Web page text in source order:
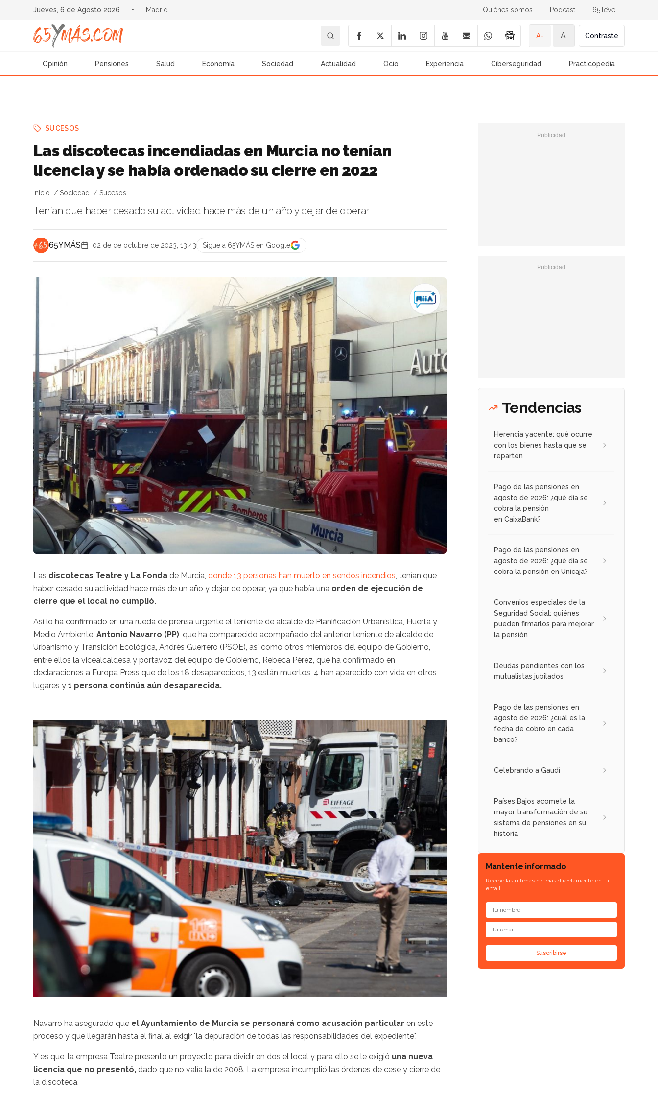
Jueves, 6 de Agosto 2026 • Madrid Quiénes somos Podcast 65TeVe
A- A Contraste
Opinión Pensiones Salud Economía Sociedad Actualidad Ocio Experiencia Ciberseguridad Practicopedia
SUCESOS
Las discotecas incendiadas en Murcia no tenían
licencia y se había ordenado su cierre en 2022
Inicio Sociedad Sucesos
Tenían que haber cesado su actividad hace más de un año y dejar de operar
65YMÁS 02 de de octubre de 2023, 13:43 Sigue a 65YMÁS en Google
Las discotecas Teatre y La Fonda de Murcia, donde 13 personas han muerto en sendos incendios , tenían que
haber cesado su actividad hace más de un año y dejar de operar, ya que había una orden de ejecución de
cierre que el local no cumplió.
Así lo ha confirmado en una rueda de prensa urgente el teniente de alcalde de Planificación Urbanística, Huerta y
Medio Ambiente, Antonio Navarro (PP) , que ha comparecido acompañado del anterior teniente de alcalde de
Urbanismo y Transición Ecológica, Andrés Guerrero (PSOE), así como otros miembros del equipo de Gobierno,
entre ellos la vicealcaldesa y portavoz del equipo de Gobierno, Rebeca Pérez, que ha confirmado en
declaraciones a Europa Press que de los 18 desaparecidos, 13 están muertos, 4 han aparecido con vida en otros
lugares y 1 persona continúa aún desaparecida.
Navarro ha asegurado que el Ayuntamiento de Murcia se personará como acusación particular en este
proceso y que llegarán hasta el final al exigir "la depuración de todas las responsabilidades del expediente".
Y es que, la empresa Teatre presentó un proyecto para dividir en dos el local y para ello se le exigió una nueva
licencia que no presentó, dado que no valía la de 2008. La empresa incumplió las órdenes de cese y cierre de
la discoteca.
Tendencias
Herencia yacente: qué ocurre
con los bienes hasta que se
reparten
Pago de las pensiones en
agosto de 2026: ¿qué día se
cobra la pensión
en CaixaBank?
Pago de las pensiones en
agosto de 2026: ¿qué día se
cobra la pensión en Unicaja?
Convenios especiales de la
Seguridad Social: quiénes
pueden firmarlos para mejorar
la pensión
Deudas pendientes con los
mutualistas jubilados
Pago de las pensiones en
agosto de 2026: ¿cuál es la
fecha de cobro en cada
banco?
Celebrando a Gaudí
Países Bajos acomete la
mayor transformación de su
sistema de pensiones en su
historia
Mantente informado
Recibe las últimas noticias directamente en tu
email.
Suscribirse